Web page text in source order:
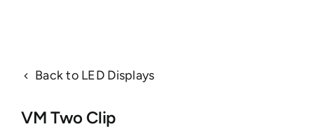
Back to LED Displays
VM Two Clip